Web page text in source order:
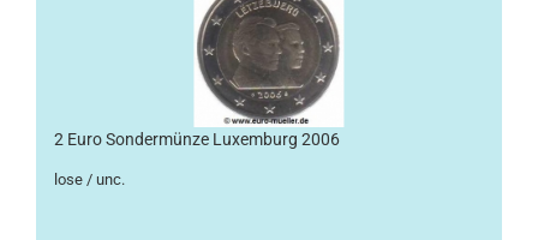
2 Euro Sondermünze Luxemburg 2006
lose / unc.